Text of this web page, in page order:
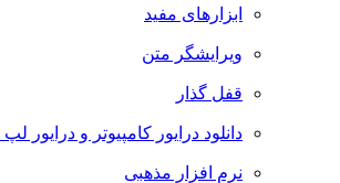
ابزارهای مفید
ویرایشگر متن
قفل گذار
دانلود درایور کامپیوتر و درایور
نرم افزار مذهبی